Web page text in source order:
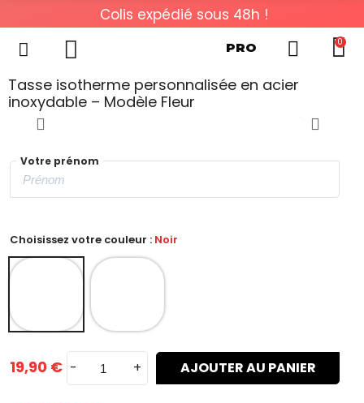
Colis expédié sous 48h !
PRO 0
Tasse isotherme personnalisée en acier
inoxydable – Modèle Fleur
Votre prénom
Choisissez votre couleur : Noir
19,90 € - + AJOUTER AU PANIER